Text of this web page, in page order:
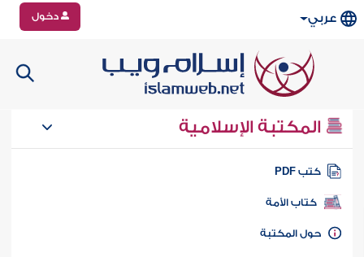
عربي دخول
المكتبة الإسلامية
كتب PDF
كتاب الأمة